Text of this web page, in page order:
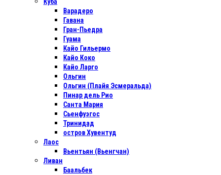
Варадеро
Гавана
Гран-Пьедра
Гуама
Кайо Гильермо
Кайо Коко
Кайо Ларго
Ольгин
Ольгин (Плайя Эсмеральда)
Пинар дель Рио
Санта Мария
Сьенфуэгос
Тринидад
остров Хувентуд
Лаос
Вьентьян (Вьенгчан)
Ливан
Баальбек